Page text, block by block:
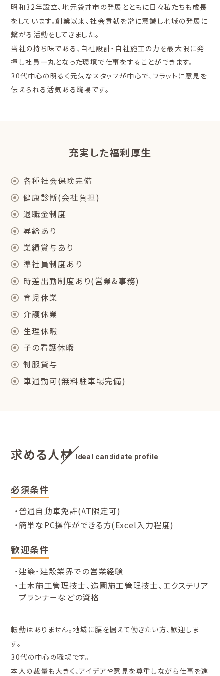
昭和32年設立、地元袋井市の発展とともに日々私たちも成長
をしています。創業以来、社会貢献を常に意識し地域の発展に
繋がる活動をしてきました。
当社の持ち味である、自社設計・自社施工の力を最大限に発
揮し社員一丸となった環境で仕事をすることができます。
30代中心の明るく元気なスタッフが中心で、フラットに意見を
伝えられる活気ある職場です。
充実した福利厚生
各種社会保険完備
健康診断(会社負担)
退職金制度
昇給あり
業績賞与あり
準社員制度あり
時差出勤制度あり(営業&事務)
育児休業
介護休業
生理休暇
子の看護休暇
制服貸与
車通勤可(無料駐車場完備)
求める人材 Ideal candidate profile
必須条件
・普通自動車免許(AT限定可)
・簡単なPC操作ができる方(Excel入力程度)
歓迎条件
・建築・建設業界での営業経験
・土木施工管理技士、造園施工管理技士、エクステリア
プランナーなどの資格
転勤はありません。地域に腰を据えて働きたい方、歓迎しま
す。
30代の中心の職場です。
本人の裁量も大きく、アイデアや意見を尊重しながら仕事を進